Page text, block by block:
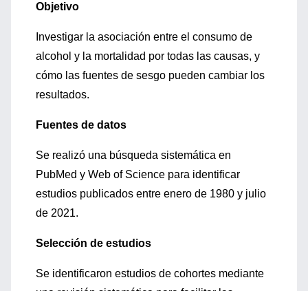
Objetivo
Investigar la asociación entre el consumo de
alcohol y la mortalidad por todas las causas, y
cómo las fuentes de sesgo pueden cambiar los
resultados.
Fuentes de datos
Se realizó una búsqueda sistemática en
PubMed y Web of Science para identificar
estudios publicados entre enero de 1980 y julio
de 2021.
Selección de estudios
Se identificaron estudios de cohortes mediante